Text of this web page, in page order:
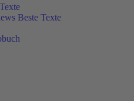
Beste Texte